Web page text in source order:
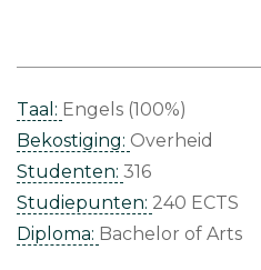
Taal: Engels (100%)
Bekostiging: Overheid
Studenten: 316
Studiepunten: 240 ECTS
Diploma: Bachelor of Arts